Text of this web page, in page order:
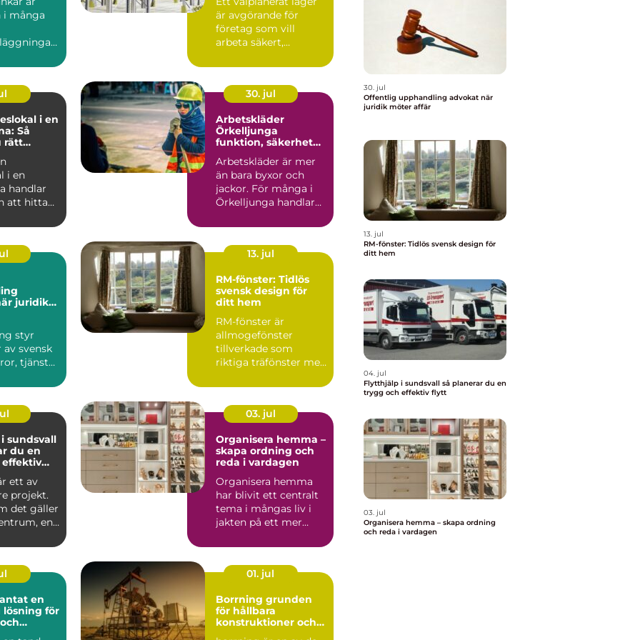
i många
k...
är avgörande för
företag som vill
arbeta säkert,
utan on...
i en
Så
rätt
i en
handlar
att hitta
30. jul
Arbetskläder
Örkelljunga
funktion, säkerhet
vardagen
Arbetskläder är mer
än bara byxor och
jackor. För många i
Örkelljunga handlar
funkti...
styr
av svensk
tjänster
13. jul
RM-fönster: Tidlös
svensk design för
ditt hem
RM-fönster är
allmogefönster
tillverkade som
riktiga träfönster med
sundsvall
du en
ett av
projekt.
det gäller
en
03. jul
Organisera hemma –
skapa ordning och
reda i vardagen
Organisera hemma
har blivit ett centralt
tema i mångas liv i
jakten på ett mer
en
lösning för
01. jul
Borrning grunden
för hållbara
konstruktioner och
30. jul
Offentlig upphandling advokat när
juridik möter affär
13. jul
RM-fönster: Tidlös svensk design för
ditt hem
04. jul
Flytthjälp i sundsvall så planerar du en
trygg och effektiv flytt
03. jul
Organisera hemma – skapa ordning
och reda i vardagen